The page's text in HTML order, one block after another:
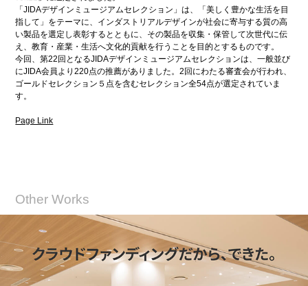
「JIDAデザインミュージアムセレクション」は、「美しく豊かな生活を目
指して」をテーマに、インダストリアルデザインが社会に寄与する質の高
い製品を選定し表彰するとともに、その製品を収集・保管して次世代に伝
え、教育・産業・生活へ文化的貢献を行うことを目的とするものです。
今回、第22回となるJIDAデザインミュージアムセレクションは、一般並び
にJIDA会員より220点の推薦がありました。2回にわたる審査会が行われ、
ゴールドセレクション５点を含むセレクション全54点が選定されていま
す。
Page Link
Other Works